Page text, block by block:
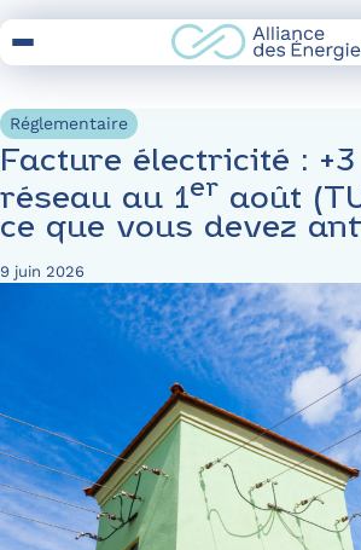
to
Réglementaire
Facture électricité : +3
réseau au 1er août
ce que vous devez
9 juin 2026